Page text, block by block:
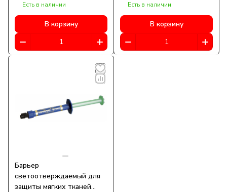
Есть в наличии
В корзину
Есть в наличии
В корзину
Барьер
светоотверждаемый для
защиты мягких тканей